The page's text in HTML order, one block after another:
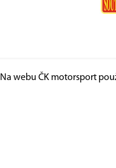
Na webu ČK motorsport